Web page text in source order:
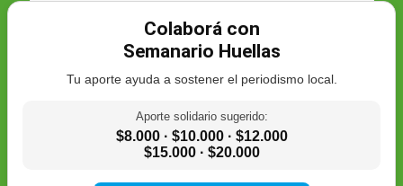
Colaborá con
Semanario Huellas
Tu aporte ayuda a sostener el periodismo local.
Aporte solidario sugerido:
$8.000 · $10.000 · $12.000
$15.000 · $20.000